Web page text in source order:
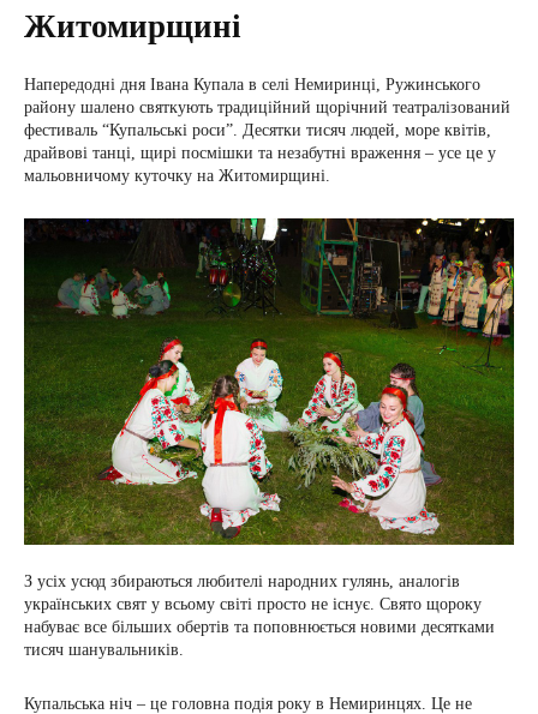
Житомирщині
Напередодні дня Івана Купала в селі Немиринці, Ружинського
району шалено святкують традиційний щорічний театралізований
фестиваль “Купальські роси”. Десятки тисяч людей, море квітів,
драйвові танці, щирі посмішки та незабутні враження – усе це у
мальовничому куточку на Житомирщині.
З усіх усюд збираються любителі народних гулянь, аналогів
українських свят у всьому світі просто не існує. Свято щороку
набуває все більших обертів та поповнюється новими десятками
тисяч шанувальників.
Купальська ніч – це головна подія року в Немиринцях. Це не